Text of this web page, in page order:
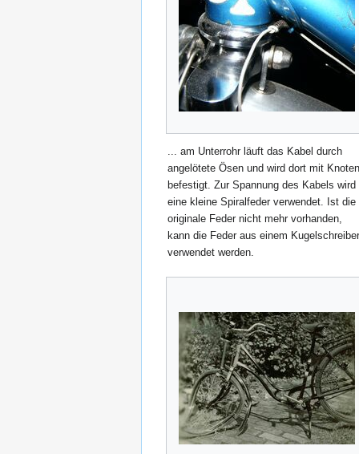
... am Unterrohr läuft das Kabel durch
angelötete Ösen und wird dort mit Knoten
befestigt. Zur Spannung des Kabels wird
eine kleine Spiralfeder verwendet. Ist die
originale Feder nicht mehr vorhanden,
kann die Feder aus einem Kugelschreiber
verwendet werden.